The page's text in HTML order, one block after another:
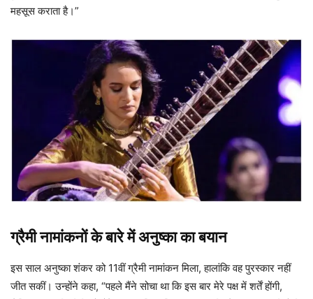
महसूस कराता है।”
ग्रैमी नामांकनों के बारे में अनुष्का का बयान
इस साल अनुष्का शंकर को 11वीं ग्रैमी नामांकन मिला, हालांकि वह पुरस्कार नहीं
जीत सकीं। उन्होंने कहा, “पहले मैंने सोचा था कि इस बार मेरे पक्ष में शर्तें होंगी,